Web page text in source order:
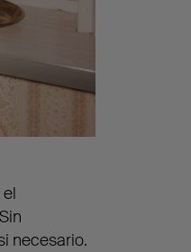
necesario.